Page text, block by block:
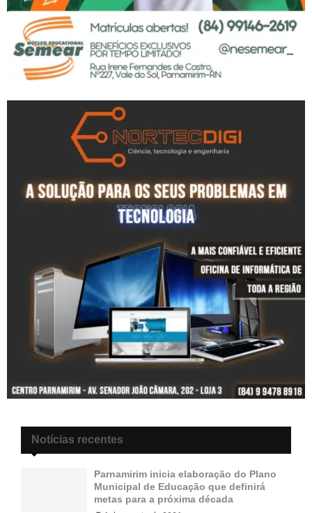
Notícias recentes
Parnamirim inicia elaboração do Plano
Municipal de Educação que definirá
metas para a próxima década